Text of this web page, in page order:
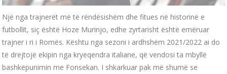
Një nga trajnerët më të rëndësishëm dhe fitues në historinë e
futbollit, siç është Hoze Murinjo, edhe zyrtarisht është emëruar
trajner i ri i Romës. Kështu nga sezoni i ardhshëm 2021/2022 ai do
të drejtojë ekipin nga kryeqendra italiane, që vendosi ta mbyllë
bashkëpunimin me Fonsekan. I shkarkuar pak më shumë se